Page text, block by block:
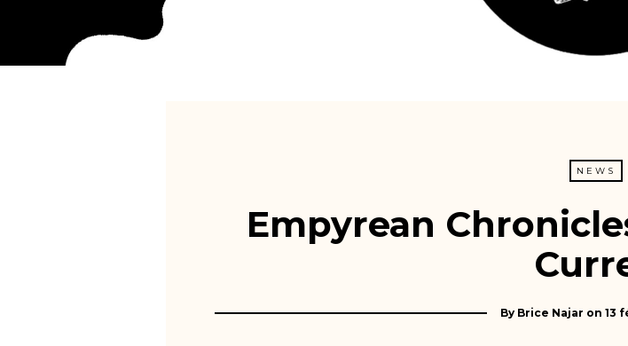
NEWS
Empyrean
By Brice Najar on 13